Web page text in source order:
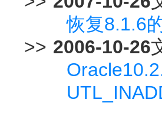
恢复8.1.6
>> 2006-10-26